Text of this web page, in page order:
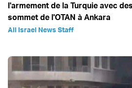
l'armement de la Turquie avec
sommet de l'OTAN à Ankara
All Israel News Staff